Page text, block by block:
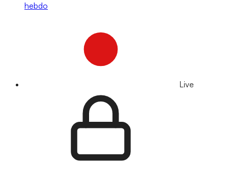
hebdo
Live